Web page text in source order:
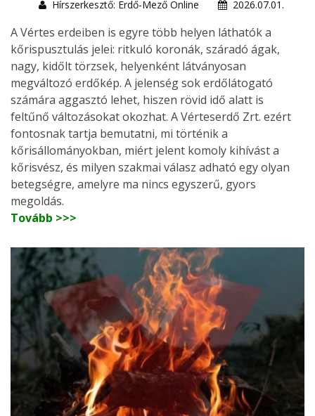
Hírszerkesztő: Erdő-Mező Online
2026.07.01.
A Vértes erdeiben is egyre több helyen láthatók a
kőrispusztulás jelei: ritkuló koronák, száradó ágak,
nagy, kidőlt törzsek, helyenként látványosan
megváltozó erdőkép. A jelenség sok erdőlátogató
számára aggasztó lehet, hiszen rövid idő alatt is
feltűnő változásokat okozhat. A Vérteserdő Zrt. ezért
fontosnak tartja bemutatni, mi történik a
kőrisállományokban, miért jelent komoly kihívást a
kőrisvész, és milyen szakmai válasz adható egy olyan
betegségre, amelyre ma nincs egyszerű, gyors
megoldás.
Tovább >>>